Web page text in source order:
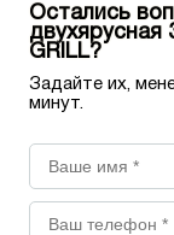
Остались
двухярусная
GRILL?
Задайте их,
минут.